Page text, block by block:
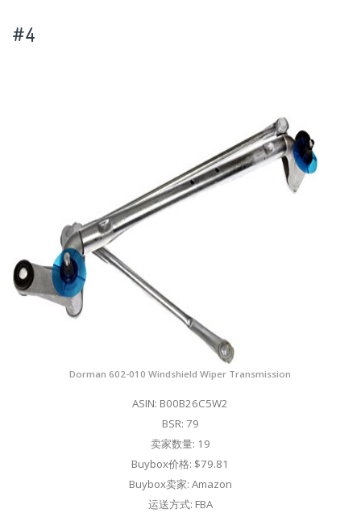
#4
Dorman 602-010 Windshield Wiper Transmission
ASIN: B00B26C5W2
BSR: 79
卖家数量: 19
Buybox价格: $79.81
Buybox卖家: Amazon
运送方式: FBA